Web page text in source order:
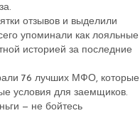
отзывов и выделили
упоминали как лояльные
историей за последние
76 лучших МФО, которые
условия для заемщиков.
— не бойтесь